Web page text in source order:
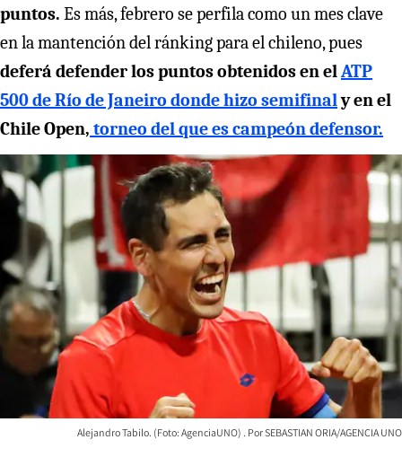
puntos. Es más, febrero se perfila como un mes clave
en la mantención del ránking para el chileno, pues
deferá defender los puntos obtenidos en elATP
500 de Río de Janeiro donde hizo semifinaly en el
Chile Open, torneo del que es campeón defensor.
Alejandro Tabilo. (Foto: AgenciaUNO) SEBASTIAN ORIA/AGENCIA UNO